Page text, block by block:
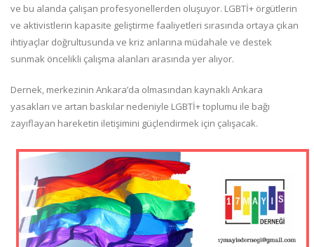
ve bu alanda çalışan profesyonellerden oluşuyor. LGBTİ+ örgütlerin
ve aktivistlerin kapasite geliştirme faaliyetleri sırasında ortaya çıkan
ihtiyaçlar doğrultusunda ve kriz anlarına müdahale ve destek
sunmak öncelikli çalışma alanları arasında yer alıyor.
Dernek, merkezinin Ankara’da olmasından kaynaklı Ankara
yasakları ve artan baskılar nedeniyle LGBTİ+ toplumu ile bağı
zayıflayan hareketin iletişimini güçlendirmek için çalışacak.